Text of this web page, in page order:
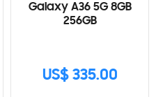
Galaxy A36 5G 8GB
256GB
US$ 335.00